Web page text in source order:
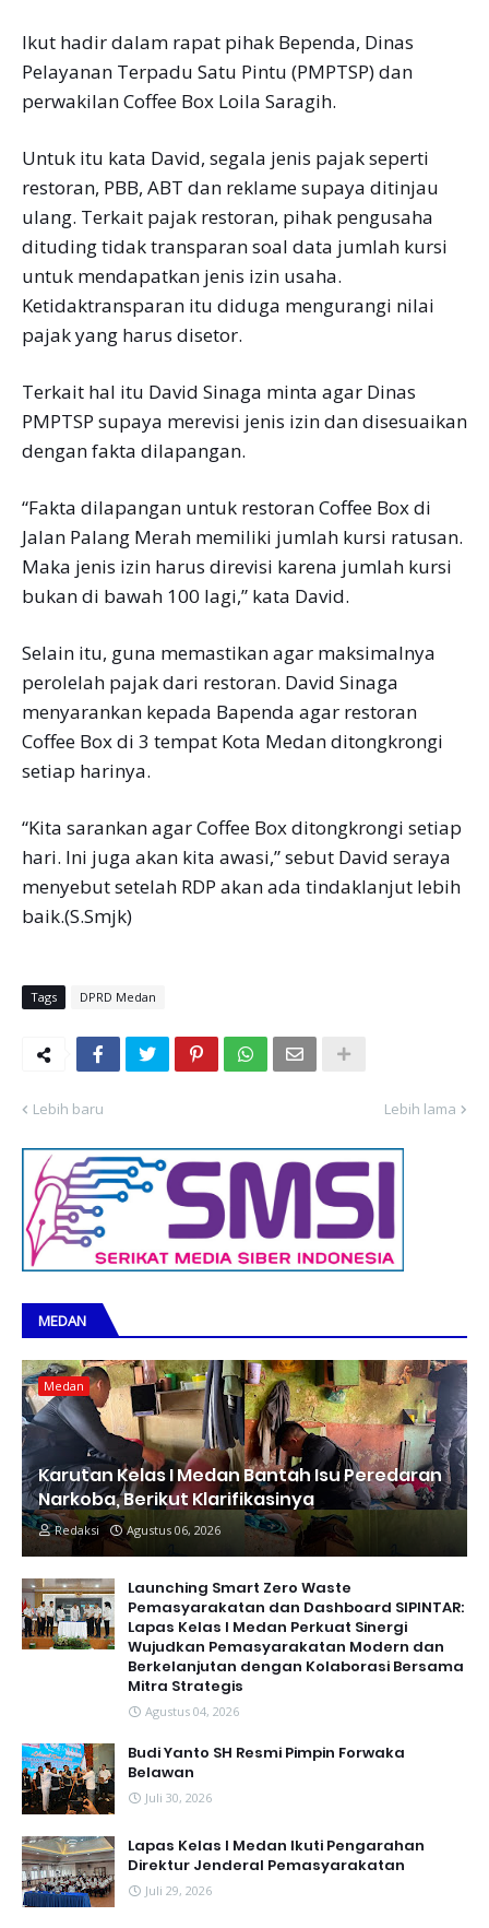
Ikut hadir dalam rapat pihak Bependa, Dinas
Pelayanan Terpadu Satu Pintu (PMPTSP) dan
perwakilan Coffee Box Loila Saragih.
Untuk itu kata David, segala jenis pajak seperti
restoran, PBB, ABT dan reklame supaya ditinjau
ulang. Terkait pajak restoran, pihak pengusaha
dituding tidak transparan soal data jumlah kursi
untuk mendapatkan jenis izin usaha.
Ketidaktransparan itu diduga mengurangi nilai
pajak yang harus disetor.
Terkait hal itu David Sinaga minta agar Dinas
PMPTSP supaya merevisi jenis izin dan disesuaikan
dengan fakta dilapangan.
“Fakta dilapangan untuk restoran Coffee Box di
Jalan Palang Merah memiliki jumlah kursi ratusan.
Maka jenis izin harus direvisi karena jumlah kursi
bukan di bawah 100 lagi,” kata David.
Selain itu, guna memastikan agar maksimalnya
perolelah pajak dari restoran. David Sinaga
menyarankan kepada Bapenda agar restoran
Coffee Box di 3 tempat Kota Medan ditongkrongi
setiap harinya.
“Kita sarankan agar Coffee Box ditongkrongi setiap
hari. Ini juga akan kita awasi,” sebut David seraya
menyebut setelah RDP akan ada tindaklanjut lebih
baik.(S.Smjk)
Tags DPRD Medan
Lebih baru Lebih lama
MEDAN
Medan
Karutan Kelas I Medan Bantah Isu Peredaran
Narkoba, Berikut Klarifikasinya
Redaksi Agustus 06, 2026
Launching Smart Zero Waste
Pemasyarakatan dan Dashboard SIPINTAR:
Lapas Kelas I Medan Perkuat Sinergi
Wujudkan Pemasyarakatan Modern dan
Berkelanjutan dengan Kolaborasi Bersama
Mitra Strategis
Agustus 04, 2026
Budi Yanto SH Resmi Pimpin Forwaka
Belawan
Juli 30, 2026
Lapas Kelas I Medan Ikuti Pengarahan
Direktur Jenderal Pemasyarakatan
Juli 29, 2026